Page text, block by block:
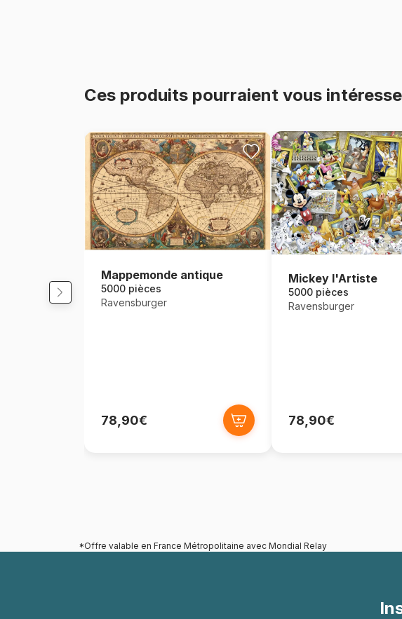
Ces produits pourraient vous
Mappemonde antique
5000 pièces
Ravensburger
78,90€
Mickey l'Artiste
5000 pièces
Ravensburger
78,90€
*Offre valable en France Métropolitaine avec Mondial Relay